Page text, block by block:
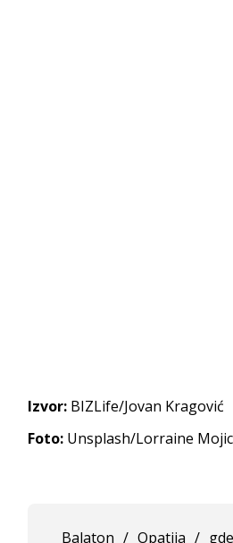
Izvor: BIZLife/Jovan Kragović
Foto: Unsplash/Lorraine
Balaton / Opatija /